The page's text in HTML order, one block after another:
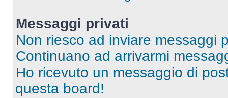
Messaggi privati
Non riesco ad inviare messaggi
Continuano ad arrivarmi
Ho ricevuto un messaggio di
questa board!